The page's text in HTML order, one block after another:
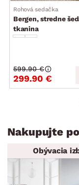
Rohová sedačka
Bergen, stredne
tkanina
299.90 €
599.90 €
Nakupujte
Obývacia